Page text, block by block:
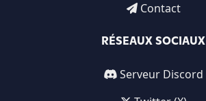
Contact
RÉSEAUX SOCIAUX
Serveur Discord